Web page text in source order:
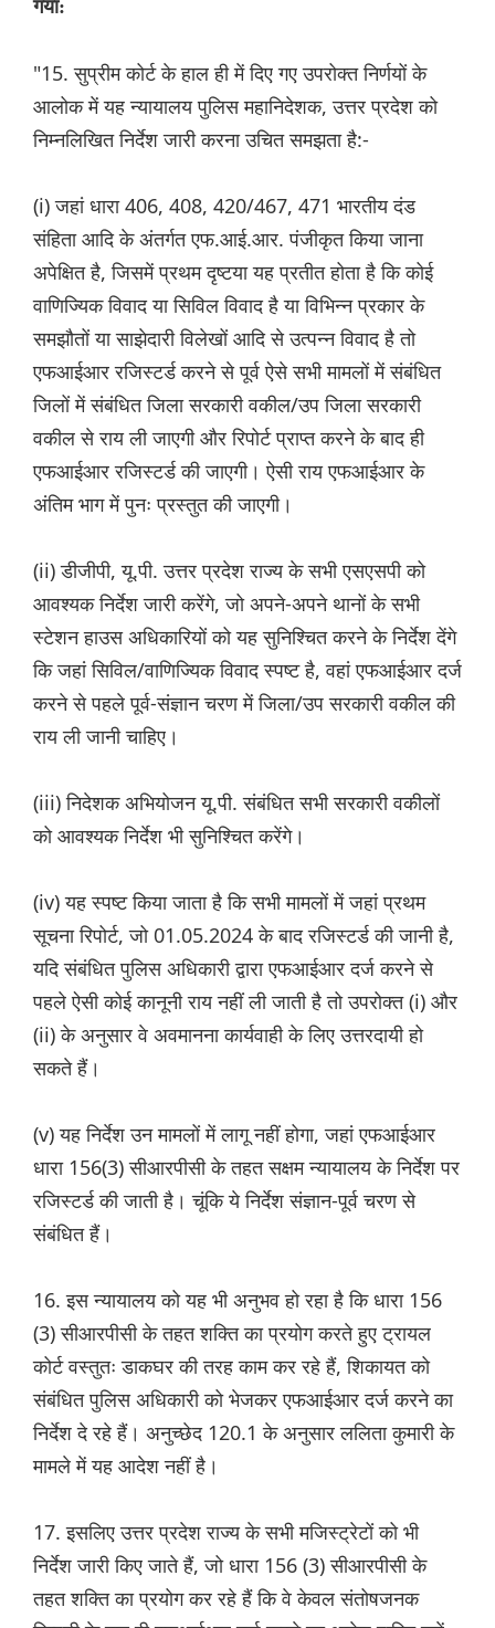
गया:
"15. सुप्रीम कोर्ट के हाल ही में दिए गए उपरोक्त निर्णयों के
आलोक में यह न्यायालय पुलिस महानिदेशक, उत्तर प्रदेश को
निम्नलिखित निर्देश जारी करना उचित समझता है:-
(i) जहां धारा 406, 408, 420/467, 471 भारतीय दंड
संहिता आदि के अंतर्गत एफ.आई.आर. पंजीकृत किया जाना
अपेक्षित है, जिसमें प्रथम दृष्टया यह प्रतीत होता है कि कोई
वाणिज्यिक विवाद या सिविल विवाद है या विभिन्न प्रकार के
समझौतों या साझेदारी विलेखों आदि से उत्पन्न विवाद है तो
एफआईआर रजिस्टर्ड करने से पूर्व ऐसे सभी मामलों में संबंधित
जिलों में संबंधित जिला सरकारी वकील/उप जिला सरकारी
वकील से राय ली जाएगी और रिपोर्ट प्राप्त करने के बाद ही
एफआईआर रजिस्टर्ड की जाएगी। ऐसी राय एफआईआर के
अंतिम भाग में पुनः प्रस्तुत की जाएगी।
(ii) डीजीपी, यू.पी. उत्तर प्रदेश राज्य के सभी एसएसपी को
आवश्यक निर्देश जारी करेंगे, जो अपने-अपने थानों के सभी
स्टेशन हाउस अधिकारियों को यह सुनिश्चित करने के निर्देश देंगे
कि जहां सिविल/वाणिज्यिक विवाद स्पष्ट है, वहां एफआईआर दर्ज
करने से पहले पूर्व-संज्ञान चरण में जिला/उप सरकारी वकील की
राय ली जानी चाहिए।
(iii) निदेशक अभियोजन यू.पी. संबंधित सभी सरकारी वकीलों
को आवश्यक निर्देश भी सुनिश्चित करेंगे।
(iv) यह स्पष्ट किया जाता है कि सभी मामलों में जहां प्रथम
सूचना रिपोर्ट, जो 01.05.2024 के बाद रजिस्टर्ड की जानी है,
यदि संबंधित पुलिस अधिकारी द्वारा एफआईआर दर्ज करने से
पहले ऐसी कोई कानूनी राय नहीं ली जाती है तो उपरोक्त (i) और
(ii) के अनुसार वे अवमानना ​​कार्यवाही के लिए उत्तरदायी हो
सकते हैं।
(v) यह निर्देश उन मामलों में लागू नहीं होगा, जहां एफआईआर
धारा 156(3) सीआरपीसी के तहत सक्षम न्यायालय के निर्देश पर
रजिस्टर्ड की जाती है। चूंकि ये निर्देश संज्ञान-पूर्व चरण से
संबंधित हैं।
16. इस न्यायालय को यह भी अनुभव हो रहा है कि धारा 156
(3) सीआरपीसी के तहत शक्ति का प्रयोग करते हुए ट्रायल
कोर्ट वस्तुतः डाकघर की तरह काम कर रहे हैं, शिकायत को
संबंधित पुलिस अधिकारी को भेजकर एफआईआर दर्ज करने का
निर्देश दे रहे हैं। अनुच्छेद 120.1 के अनुसार ललिता कुमारी के
मामले में यह आदेश नहीं है।
17. इसलिए उत्तर प्रदेश राज्य के सभी मजिस्ट्रेटों को भी
निर्देश जारी किए जाते हैं, जो धारा 156 (3) सीआरपीसी के
तहत शक्ति का प्रयोग कर रहे हैं कि वे केवल संतोषजनक